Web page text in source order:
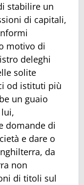
stabilire un
di capitali,
motivo di
deleghi
solite
od istituti più
un guaio
domande di
e dare o
da
non
di titoli sul